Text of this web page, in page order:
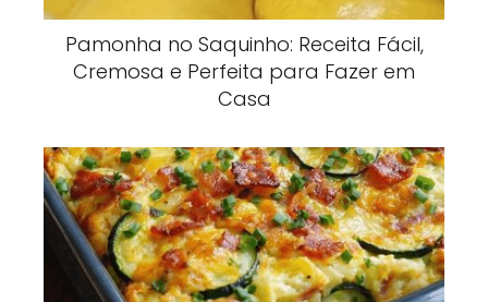
Pamonha no Saquinho: Receita Fácil,
Cremosa e Perfeita para Fazer em
Casa